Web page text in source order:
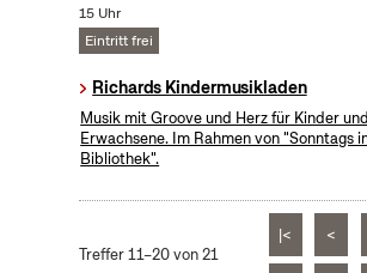
15 Uhr
Eintritt frei
Richards Kindermusikladen
Musik mit Groove und Herz für Kinder
Erwachsene. Im Rahmen von "Sonntags
Bibliothek".
Treffer 11–20 von 21
|< <